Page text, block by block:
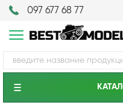
097 677 68 77